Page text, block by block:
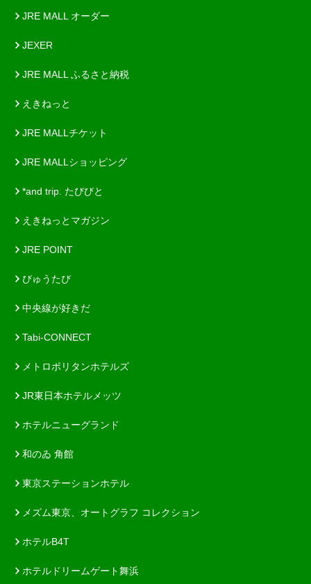
JRE MALL オーダー
JEXER
JRE MALL ふるさと納税
えきねっと
JRE MALLチケット
JRE MALLショッピング
*and trip. たびびと
えきねっとマガジン
JRE POINT
びゅうたび
中央線が好きだ
Tabi-CONNECT
メトロポリタンホテルズ
JR東日本ホテルメッツ
ホテルニューグランド
和のゐ 角館
東京ステーションホテル
メズム東京、オートグラフ コレクション
ホテルB4T
ホテルドリームゲート舞浜